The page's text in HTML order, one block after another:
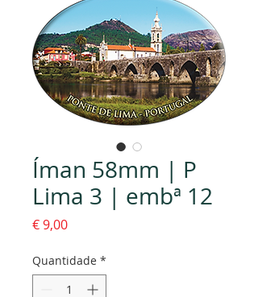
Íman 58mm | P
Lima 3 | embª 12
€ 9,00Preço
Quantidade *